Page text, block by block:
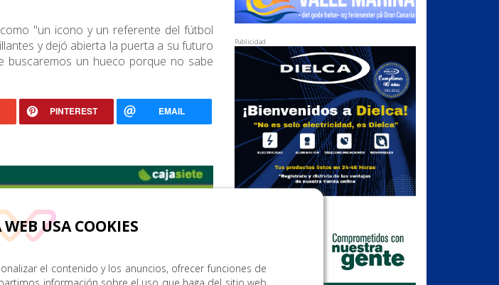
"un icono y un referente del fútbol
y dejó abierta la puerta a su futuro
buscaremos un hueco porque no sabe
PINTEREST EMAIL
Publicidad
USA COOKIES
el contenido y los anuncios, ofrecer funciones de